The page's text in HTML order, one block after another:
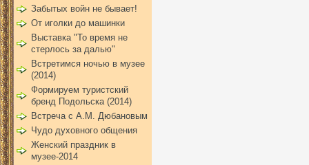
Забытых войн не бывает!
От иголки до машинки
Выставка "То время не
стерлось за далью"
Встретимся ночью в музее
(2014)
Формируем туристский
бренд Подольска (2014)
Встреча с А.М. Дюбановым
Чудо духовного общения
Женский праздник в
музее-2014